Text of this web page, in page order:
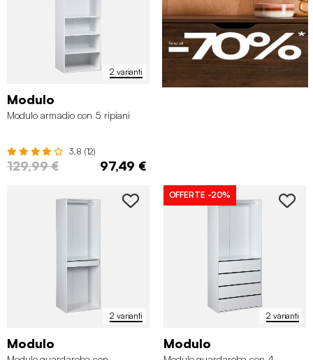
2 varianti
Modulo
Modulo armadio con 5 ripiani
3.8 (12)
129,99 € 97,49 €
2 varianti
Modulo
2 varianti
OFFERTE -20%
Modulo